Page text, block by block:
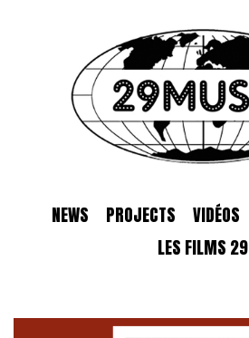
NEWS PROJECTS VIDÉOS
LES FILMS 29